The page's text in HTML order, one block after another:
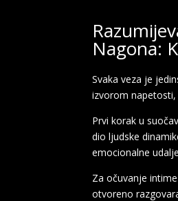
Nagona:
Svaka veza je
izvorom napetosti,
Prvi korak u
dio ljudske
emocionalne
Za očuvanje
otvoreno